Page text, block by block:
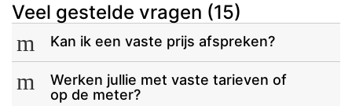
Veel gestelde vragen (15)
m Kan ik een vaste prijs afspreken?
m
Werken jullie met vaste tarieven of
op de meter?